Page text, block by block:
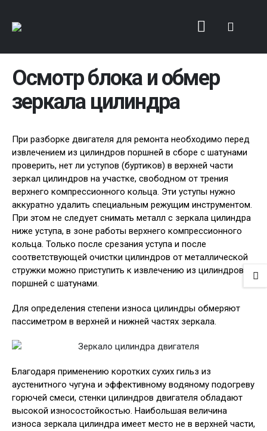
Осмотр блока и обмер
зеркала цилиндра
При разборке двигателя для ремонта необходимо перед
извлечением из цилиндров поршней в сборе с шатунами
проверить, нет ли уступов (буртиков) в верхней части
зеркал цилиндров на участке, свободном от трения
верхнего компрессионного кольца. Эти уступы нужно
аккуратно удалить специальным режущим инструментом.
При этом не следует снимать металл с зеркала цилиндра
ниже уступа, в зоне работы верхнего компрессионного
кольца. Только после срезания уступа и после
соответствующей очистки цилиндров от металлической
стружки можно приступить к извлечению из цилиндров
поршней с шатунами.
Для определения степени износа цилиндры обмеряют
пассиметром в верхней и нижней частях зеркала.
Благодаря применению коротких сухих гильз из
аустенитного чугуна и эффективному водяному подогреву
горючей смеси, стенки цилиндров двигателя обладают
высокой износостойкостью. Наибольшая величина
износа зеркала цилиндра имеет место не в верхней части,